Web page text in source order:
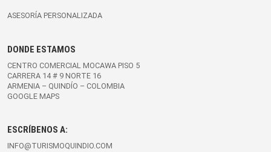
ASESORÍA PERSONALIZADA
DONDE ESTAMOS
CENTRO COMERCIAL MOCAWA PISO 5
CARRERA 14 # 9 NORTE 16
ARMENIA – QUINDÍO – COLOMBIA
GOOGLE MAPS
ESCRÍBENOS A:
INFO@TURISMOQUINDIO.COM